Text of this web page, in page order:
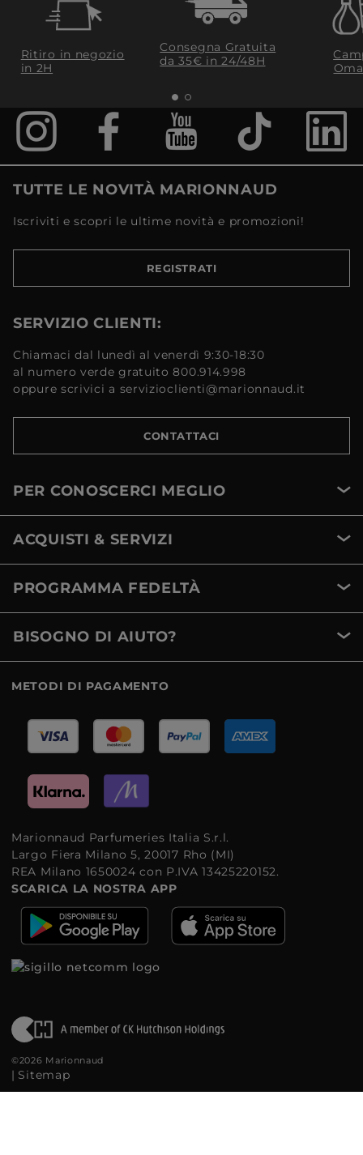
Ritiro in negozio
in 2H
Consegna Gratuita
da 35€​ in 24/48H
TUTTE LE NOVITÀ MARIONNAUD
Iscriviti e scopri le ultime novità e promozioni!
REGISTRATI
SERVIZIO CLIENTI:
Chiamaci dal lunedì al venerdì 9:30-18:30
al numero verde gratuito 800.914.998
oppure scrivici a servizioclienti@marionnaud.it
CONTATTACI
PER CONOSCERCI MEGLIO
ACQUISTI & SERVIZI
PROGRAMMA FEDELTÀ
BISOGNO DI AIUTO?
METODI DI PAGAMENTO
Marionnaud Parfumeries Italia S.r.l.
Largo Fiera Milano 5, 20017 Rho (MI)
REA Milano 1650024 con P.IVA 13425220152.
SCARICA LA NOSTRA APP
©2026 Marionnaud
| Sitemap